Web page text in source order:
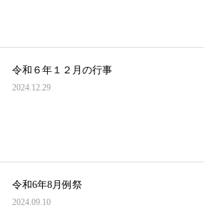
令和６年１２月の行事
2024.12.29
令和6年8月例祭
2024.09.10